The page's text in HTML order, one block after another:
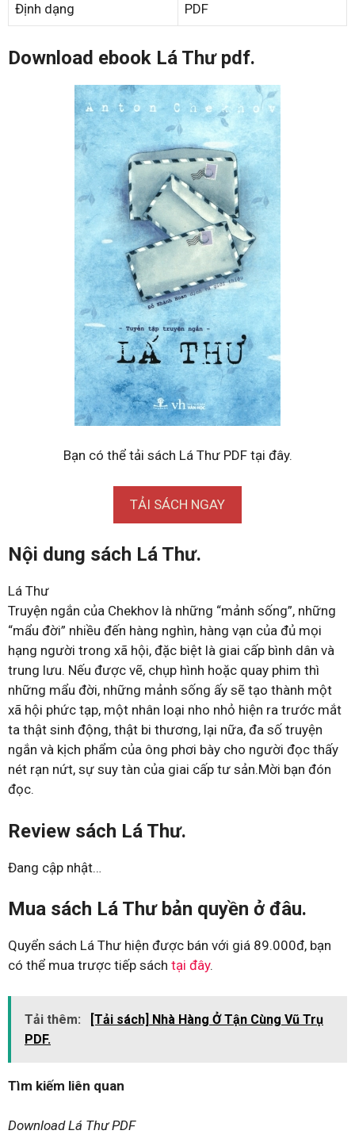
Định dạng PDF
Download ebook Lá Thư pdf.
Bạn có thể tải sách Lá Thư PDF tại đây.
TẢI SÁCH NGAY
Nội dung sách Lá Thư.
Lá Thư
Truyện ngắn của Chekhov là những “mảnh sống”, những
“mẩu đời” nhiều đến hàng nghìn, hàng vạn của đủ mọi
hạng người trong xã hội, đặc biệt là giai cấp bình dân và
trung lưu. Nếu được vẽ, chụp hình hoặc quay phim thì
những mẩu đời, những mảnh sống ấy sẽ tạo thành một
xã hội phức tạp, một nhân loại nho nhỏ hiện ra trước mắt
ta thật sinh động, thật bi thương, lại nữa, đa số truyện
ngắn và kịch phẩm của ông phơi bày cho người đọc thấy
nét rạn nứt, sự suy tàn của giai cấp tư sản.Mời bạn đón
đọc.
Review sách Lá Thư.
Đang cập nhật…
Mua sách Lá Thư bản quyền ở đâu.
Quyển sách Lá Thư hiện được bán với giá 89.000đ, bạn
có thể mua trược tiếp sách tại đây.
Tải thêm:
[Tải sách] Nhà Hàng Ở Tận Cùng Vũ Trụ
PDF.
Tìm kiếm liên quan
Download Lá Thư PDF